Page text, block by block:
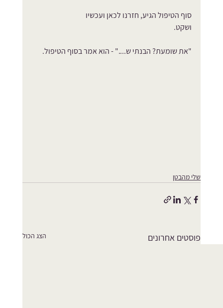
סוף הטיפול הגיע, חזרנו לכאן ועכשיו
ושקט.
"את שומעת? הבנתי ש...." - הוא אמר בסוף הטיפול.
שלי מהבטן
פוסטים אחרונים הצג הכול